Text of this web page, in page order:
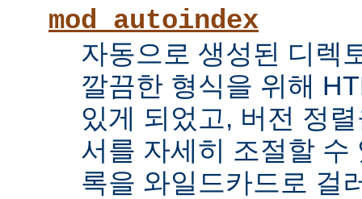
mod_autoindex
자동으로 생성된 디렉
깔끔한 형식을 위해
있게 되었고, 버전 정
서를 자세히 조절할 수
록을 와일드카드로 걸